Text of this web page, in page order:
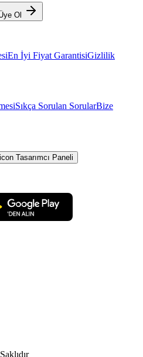
Ol
En İyi Fiyat GarantisiGizlilik
Sıkça Sorulan SorularBize
Tasarımcı Paneli